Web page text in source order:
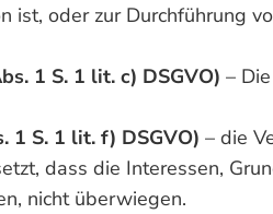
ist, oder zur Durchführung
1 S. 1 lit. c) DSGVO) –
1 S. 1 lit. f) DSGVO) – die
dass die Interessen,
nicht überwiegen.